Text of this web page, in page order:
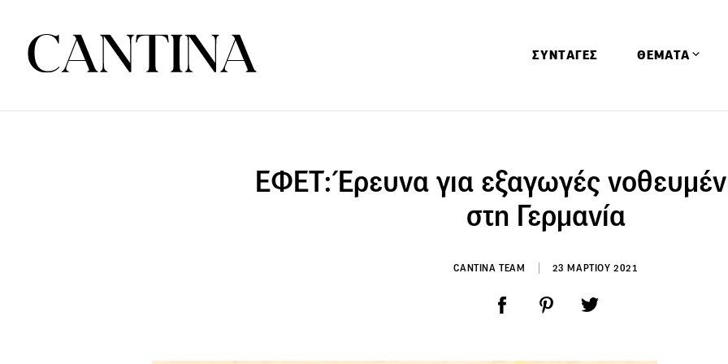
ΣΥΝΤΑΓΕΣ ΘΕΜΑΤΑ
Αφιερώματα
Ειδήσεις
ΕΦΕΤ: Έρευνα για εξαγωγές
στη Γερμανία
CANTINA TEAM 23 ΜΑΡΤΙΟΥ 2021